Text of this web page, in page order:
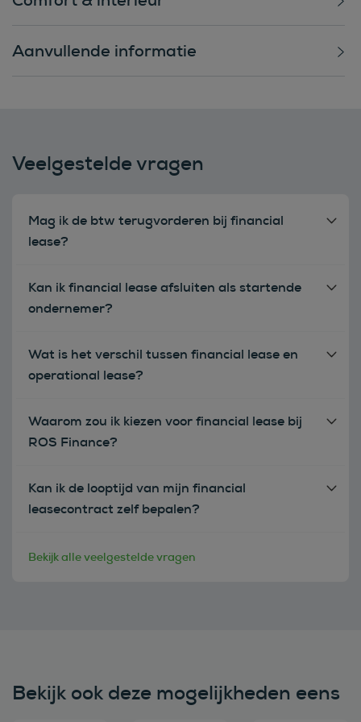
Aanvullende informatie
Veelgestelde vragen
Mag ik de btw terugvorderen bij financial
lease?
Kan ik financial lease afsluiten als startende
ondernemer?
Wat is het verschil tussen financial lease en
operational lease?
Waarom zou ik kiezen voor financial lease bij
ROS Finance?
Kan ik de looptijd van mijn financial
leasecontract zelf bepalen?
Bekijk alle veelgestelde vragen
Bekijk ook deze mogelijkheden eens